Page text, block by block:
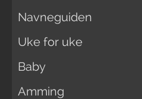
Navneguiden
Uke for uke
Baby
Amming